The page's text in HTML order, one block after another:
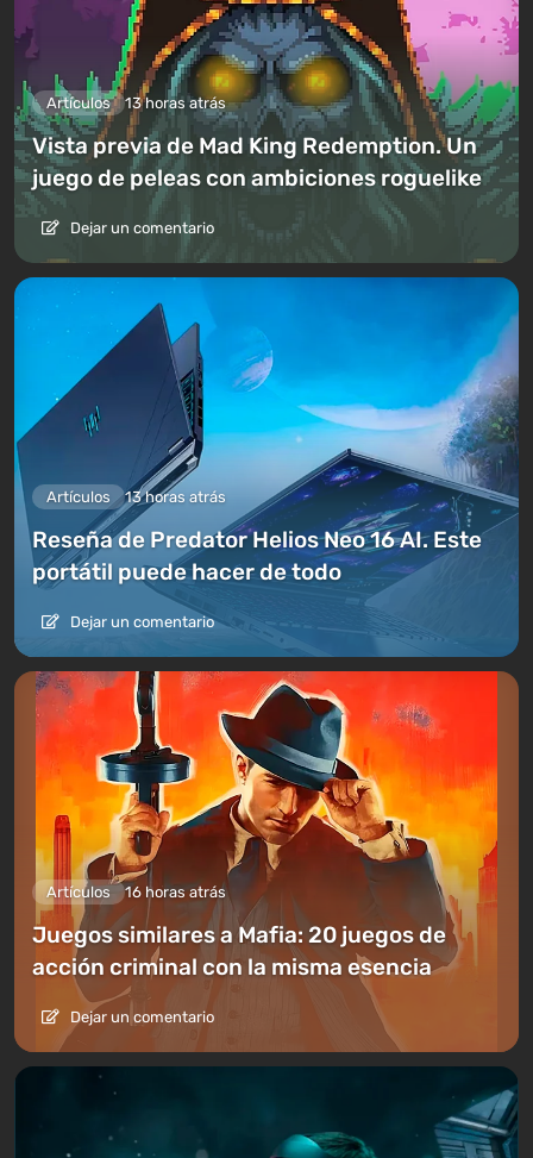
Artículos 13 horas atrás
Vista previa de Mad King Redemption. Un
juego de peleas con ambiciones roguelike
Dejar un comentario
Artículos 13 horas atrás
Reseña de Predator Helios Neo 16 AI. Este
portátil puede hacer de todo
Dejar un comentario
Artículos 16 horas atrás
Juegos similares a Mafia: 20 juegos de
acción criminal con la misma esencia
Dejar un comentario